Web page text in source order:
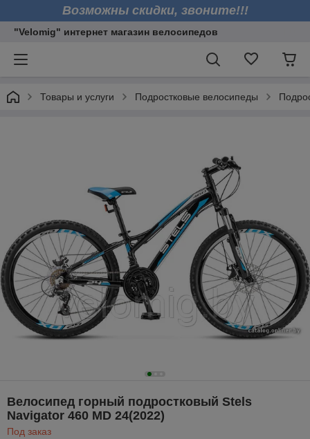
Возможны скидки, звоните!!!
"Velomig" интернет магазин велосипедов
Товары и услуги Подростковые велосипеды
Велосипед горный подростковый Stels
Navigator 460 MD 24(2022)
Под заказ